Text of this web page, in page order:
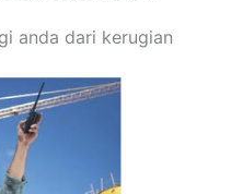
anda dari kerugian